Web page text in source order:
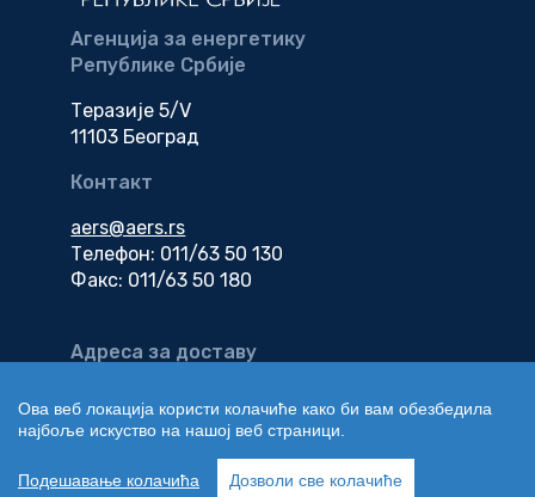
Агенција за енергетику
Републике Србије
Теразије 5/V
11103 Београд
Контакт
aers@aers.rs
Телефон: 011/63 50 130
Факс: 011/63 50 180
Адреса за доставу
документације
Ова веб локација користи колачиће како би вам обезбедила
најбоље искуство на нашој веб страници.
Подешавање колачића Дозволи све колачиће